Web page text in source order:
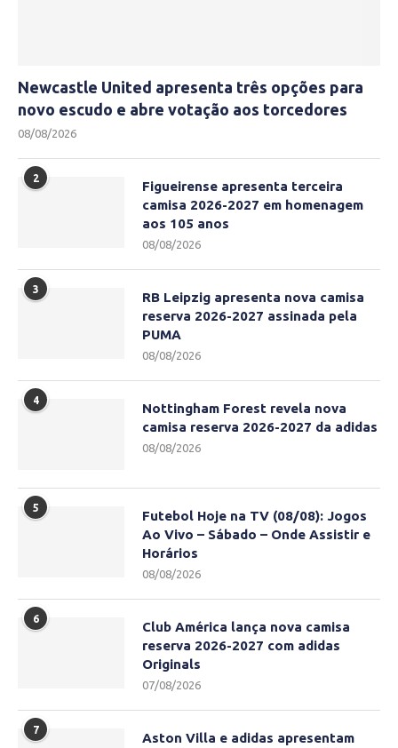
Newcastle United apresenta três opções para
novo escudo e abre votação aos torcedores
08/08/2026
2
Figueirense apresenta terceira
camisa 2026-2027 em homenagem
aos 105 anos
08/08/2026
3
RB Leipzig apresenta nova camisa
reserva 2026-2027 assinada pela
PUMA
08/08/2026
4
Nottingham Forest revela nova
camisa reserva 2026-2027 da adidas
08/08/2026
5
Futebol Hoje na TV (08/08): Jogos
Ao Vivo – Sábado – Onde Assistir e
Horários
08/08/2026
6
Club América lança nova camisa
reserva 2026-2027 com adidas
Originals
07/08/2026
7
Aston Villa e adidas apresentam